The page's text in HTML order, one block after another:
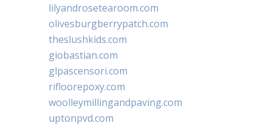
lilyandrosetearoom.com
olivesburgberrypatch.com
theslushkids.com
giobastian.com
glpascensori.com
rifloorepoxy.com
woolleymillingandpaving.com
uptonpvd.com